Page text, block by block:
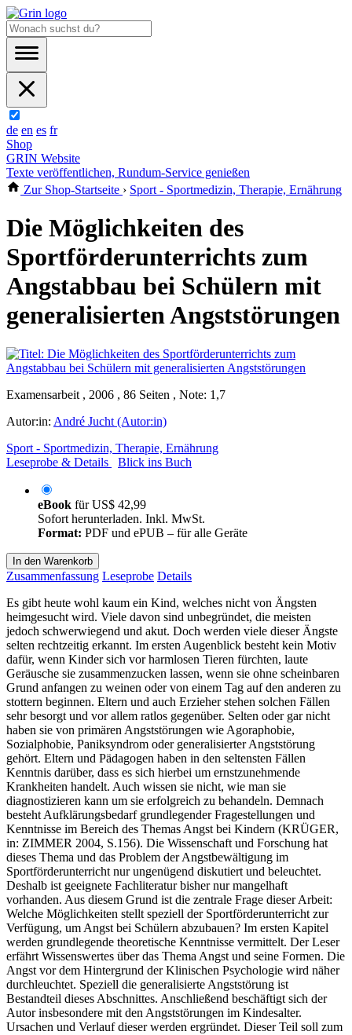
de en es fr
Shop
GRIN Website
Texte veröffentlichen, Rundum-Service genießen
Zur Shop-Startseite › Sport - Sportmedizin, Therapie, Ernährung
Die Möglichkeiten des
Sportförderunterrichts zum
Angstabbau bei Schülern mit
generalisierten Angststörungen
Examensarbeit , 2006 , 86 Seiten , Note: 1,7
Autor:in: André Jucht (Autor:in)
Sport - Sportmedizin, Therapie, Ernährung
Leseprobe & Details
Blick ins Buch
eBook fürUS$ 42,99
Sofort herunterladen. Inkl. MwSt.
Format: PDF und ePUB – für alle Geräte
In den Warenkorb
Zusammenfassung Leseprobe Details
Es gibt heute wohl kaum ein Kind, welches nicht von Ängsten
heimgesucht wird. Viele davon sind unbegründet, die meisten
jedoch schwerwiegend und akut. Doch werden viele dieser Ängste
selten rechtzeitig erkannt. Im ersten Augenblick besteht kein Motiv
dafür, wenn Kinder sich vor harmlosen Tieren fürchten, laute
Geräusche sie zusammenzucken lassen, wenn sie ohne scheinbaren
Grund anfangen zu weinen oder von einem Tag auf den anderen zu
stottern beginnen. Eltern und auch Erzieher stehen solchen Fällen
sehr besorgt und vor allem ratlos gegenüber. Selten oder gar nicht
haben sie von primären Angststörungen wie Agoraphobie,
Sozialphobie, Paniksyndrom oder generalisierter Angststörung
gehört. Eltern und Pädagogen haben in den seltensten Fällen
Kenntnis darüber, dass es sich hierbei um ernstzunehmende
Krankheiten handelt. Auch wissen sie nicht, wie man sie
diagnostizieren kann um sie erfolgreich zu behandeln. Demnach
besteht Aufklärungsbedarf grundlegender Fragestellungen und
Kenntnisse im Bereich des Themas Angst bei Kindern (KRÜGER,
in: ZIMMER 2004, S.156). Die Wissenschaft und Forschung hat
dieses Thema und das Problem der Angstbewältigung im
Sportförderunterricht nur ungenügend diskutiert und beleuchtet.
Deshalb ist geeignete Fachliteratur bisher nur mangelhaft
vorhanden. Aus diesem Grund ist die zentrale Frage dieser Arbeit:
Welche Möglichkeiten stellt speziell der Sportförderunterricht zur
Verfügung, um Angst bei Schülern abzubauen? Im ersten Kapitel
werden grundlegende theoretische Kenntnisse vermittelt. Der Leser
erfährt Wissenswertes über das Thema Angst und seine Formen. Die
Angst vor dem Hintergrund der Klinischen Psychologie wird näher
durchleuchtet. Speziell die generalisierte Angststörung ist
Bestandteil dieses Abschnittes. Anschließend beschäftigt sich der
Autor insbesondere mit den Angststörungen im Kindesalter.
Ursachen und Verlauf dieser werden ergründet. Dieser Teil soll zum